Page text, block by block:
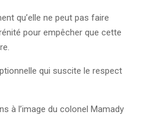
qu’elle ne peut pas faire
pour empêcher que cette
qui suscite le respect
à l’image du colonel Mamady